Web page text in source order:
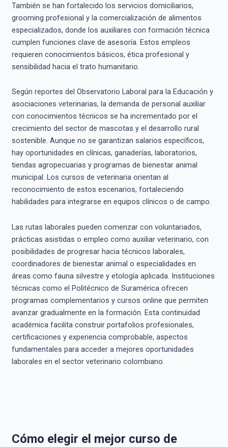
También se han fortalecido los servicios domiciliarios,
grooming profesional y la comercialización de alimentos
especializados, donde los auxiliares con formación técnica
cumplen funciones clave de asesoría. Estos empleos
requieren conocimientos básicos, ética profesional y
sensibilidad hacia el trato humanitario.
Según reportes del Observatorio Laboral para la Educación y
asociaciones veterinarias, la demanda de personal auxiliar
con conocimientos técnicos se ha incrementado por el
crecimiento del sector de mascotas y el desarrollo rural
sostenible. Aunque no se garantizan salarios específicos,
hay oportunidades en clínicas, ganaderías, laboratorios,
tiendas agropecuarias y programas de bienestar animal
municipal. Los cursos de veterinaria orientan al
reconocimiento de estos escenarios, fortaleciendo
habilidades para integrarse en equipos clínicos o de campo.
Las rutas laborales pueden comenzar con voluntariados,
prácticas asistidas o empleo como auxiliar veterinario, con
posibilidades de progresar hacia técnicos laborales,
coordinadores de bienestar animal o especialidades en
áreas como fauna silvestre y etología aplicada. Instituciones
técnicas como el Politécnico de Suramérica ofrecen
programas complementarios y cursos online que permiten
avanzar gradualmente en la formación. Esta continuidad
académica facilita construir portafolios profesionales,
certificaciones y experiencia comprobable, aspectos
fundamentales para acceder a mejores oportunidades
laborales en el sector veterinario colombiano.
Cómo elegir el mejor curso de